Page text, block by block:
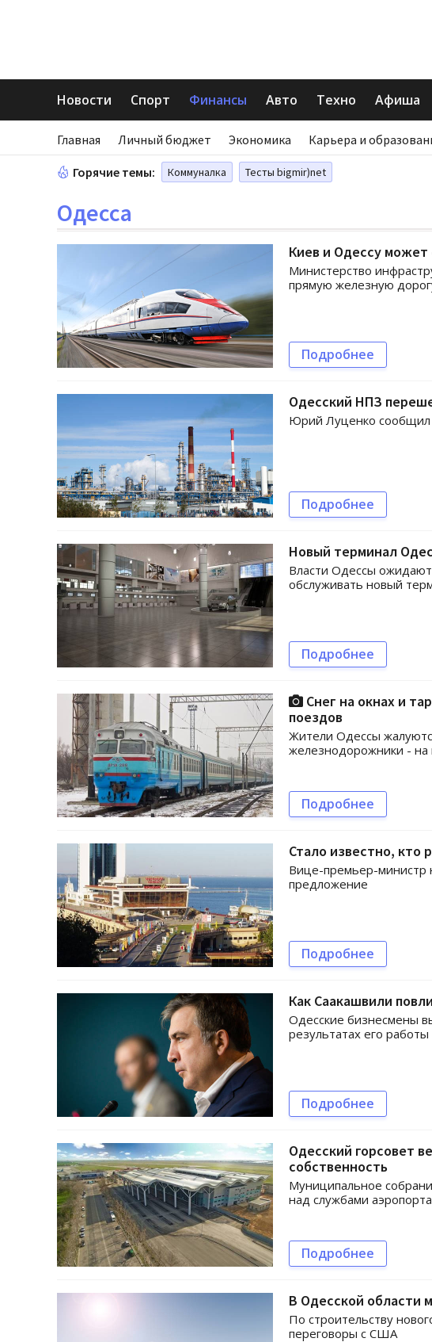
Новости Спорт Финансы Авто Техно Афиша
Главная Личный бюджет Экономика Карьера и
Горячие темы: Коммуналка Тесты bigmir)net
Одесса
Киев и Одессу может
Министерство
прямую железную
Подробнее
Одесский НПЗ
Юрий Луценко сообщил
Подробнее
Новый терминал
Власти Одессы
обслуживать новый
Подробнее
Снег на окнах и
поездов
Жители Одессы
железнодорожники - на
Подробнее
Стало известно, кто
Вице-премьер-министр
предложение
Подробнее
Как Саакашвили
Одесские бизнесмены
результатах его работы
Подробнее
Одесский горсовет
собственность
Муниципальное
над службами
Подробнее
В Одесской области
По строительству
переговоры с США